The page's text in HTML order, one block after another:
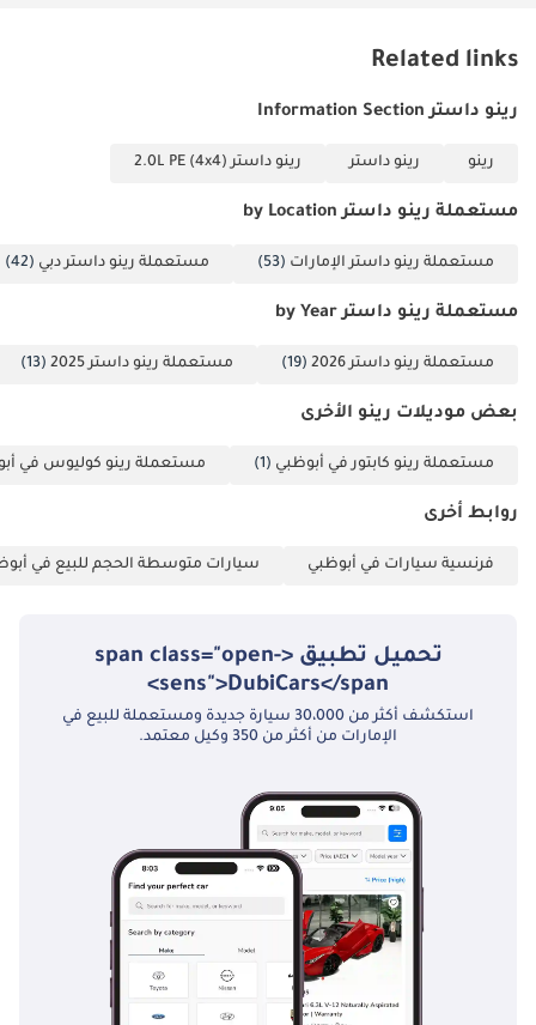
Related links
رينو داستر Information Section
رينو رينو داستر رينو داستر 2.0L PE (4x4)
مستعملة رينو داستر by Location
مستعملة رينو داستر الإمارات (53) مستعملة رينو داستر دبي (42)
مستعملة رينو داستر by Year
مستعملة رينو داستر 2026 (19) مستعملة رينو داستر 2025 (13)
بعض موديلات رينو الأخرى
مستعملة رينو كابتور في أبوظبي (1) مستعملة رينو كوليوس في
روابط أخرى
فرنسية سيارات في أبوظبي سيارات متوسطة الحجم للبيع في
تحميل تطبيق <span class="open-
sens">DubiCars</span>
استكشف أكثر من 30،000 سيارة جديدة ومستعملة للبيع في
الإمارات من أكثر من 350 وكيل معتمد.
متعددة الاستخدامات شبه جديدة ذات عداد كيلومترات منخفض وقيمة
والموثوقية الميكانيكية المُثبتة، مما يجعلها استثمارًا آمنًا في سوق
السيارات المستعملة اليوم.
خبراء السوق. يُرجى دائماً فحص السيارة قبل الشراء.